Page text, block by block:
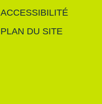
ACCESSIBILITÉ
PLAN DU SITE